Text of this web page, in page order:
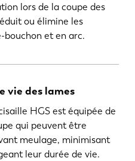
lors de la coupe des
ou élimine les
et en arc.
vie des lames
HGS est équipée de
qui peuvent être
meulage, minimisant
leur durée de vie.